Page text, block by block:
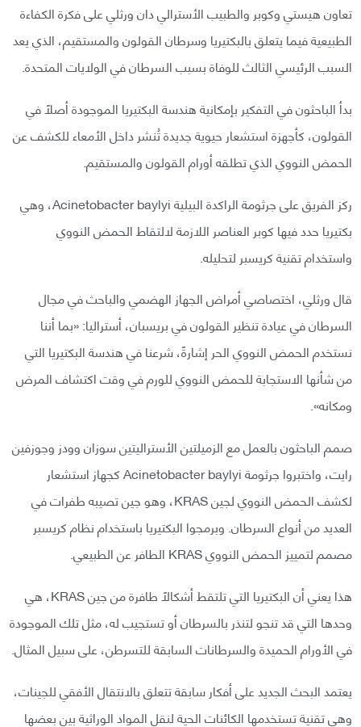
تعاون هيستي وكوبر والطبيب الأسترالي دان ورثلي على فكرة الكفاءة
الطبيعية فيما يتعلق بالبكتيريا وسرطان القولون والمستقيم، الذي يعد
السبب الرئيسي الثالث للوفاة بسبب السرطان في الولايات المتحدة.
بدأ الباحثون في التفكير بإمكانية هندسة البكتيريا الموجودة أصلًا في
القولون، كأجهزة استشعار حيوية جديدة تُنشر داخل الأمعاء للكشف عن
الحمض النووي الذي تطلقه أورام القولون والمستقيم.
ركز الفريق على جرثومة الراكدة البيلية Acinetobacter baylyi، وهي
بكتيريا حدد فيها كوبر العناصر اللازمة لالتقاط الحمض النووي
واستخدام تقنية كريسبر لتحليله.
قال ورثلي، اختصاصي أمراض الجهاز الهضمي والباحث في مجال
السرطان في عيادة تنظير القولون في بريسبان، أستراليا: «بما أننا
نستخدم الحمض النووي الحر إشارةً، شرعنا في هندسة البكتيريا التي
من شأنها الاستجابة للحمض النووي للورم في وقت اكتشاف المرض
ومكانه».
صمم الباحثون بالعمل مع الزميلتين الأستراليتين سوزان وودز وجوزفين
رايت، واختبروا جرثومة Acinetobacter baylyi كجهاز استشعار
لكشف الحمض النووي لجين KRAS، وهو جين تصيبه طفرات في
العديد من أنواع السرطان. وبرمجوا البكتيريا باستخدام نظام كريسبر
مصمم لتمييز الحمض النووي KRAS الطافر عن الطبيعي.
هذا يعني أن البكتيريا التي تلتقط أشكالًا طافرة من جين KRAS، هي
وحدها التي قد تنجو لتنذر بالسرطان أو تستجيب له، مثل تلك الموجودة
في الأورام الحميدة والسرطانات السابقة للتسرطن، على سبيل المثال.
يعتمد البحث الجديد على أفكار سابقة تتعلق بالانتقال الأفقي للجينات،
وهي تقنية تستخدمها الكائنات الحية لنقل المواد الوراثية بين بعضها